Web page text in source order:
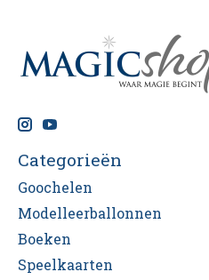
Categorieën
Goochelen
Modelleerballonnen
Boeken
Speelkaarten